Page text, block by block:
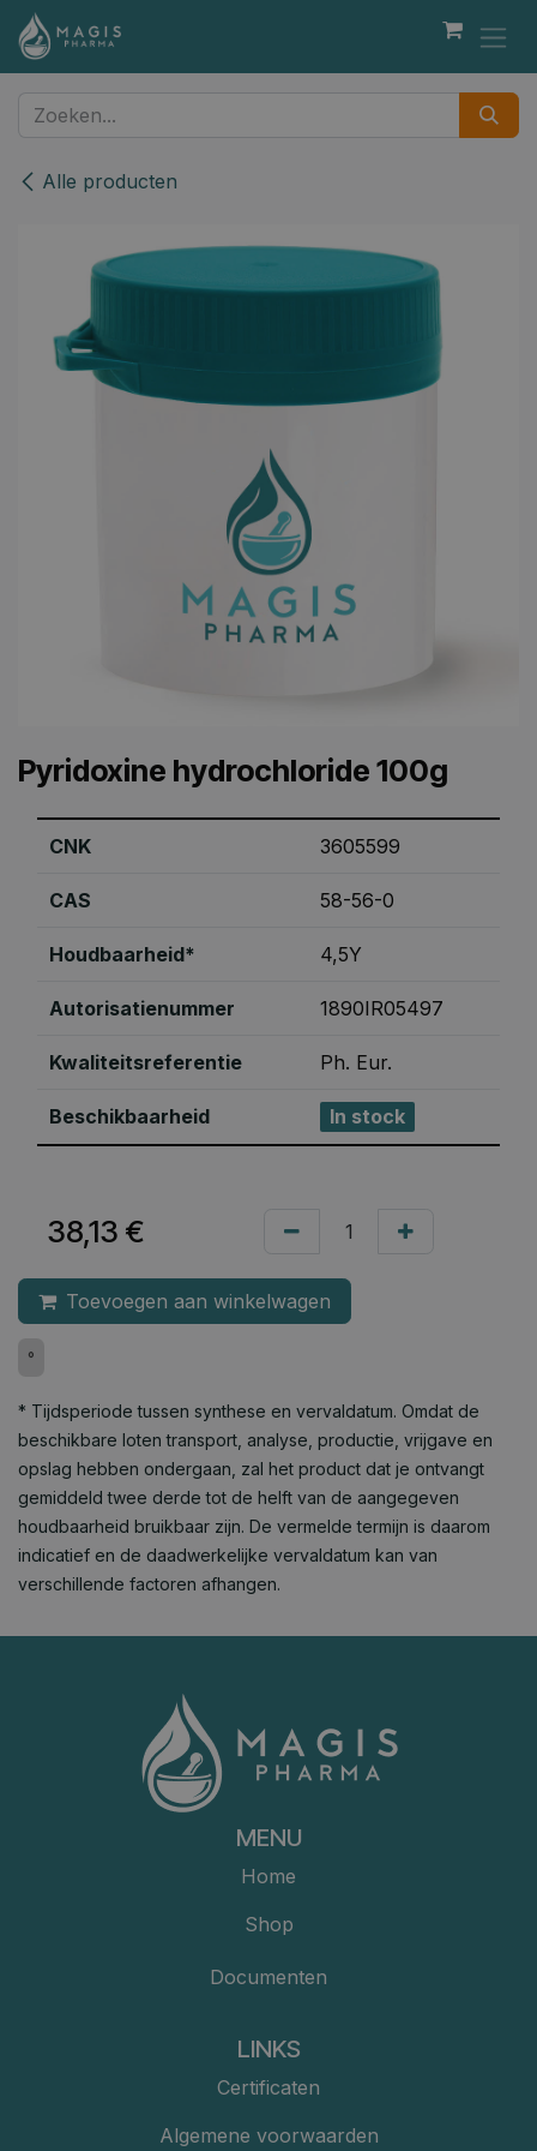
Overslaan naar inhoud
Alle producten
Pyridoxine hydrochloride 100g
CNK 3605599
CAS 58-56-0
Houdbaarheid* 4,5Y
Autorisatienummer 1890IR05497
Kwaliteitsreferentie Ph. Eur.
Beschikbaarheid In stock
38,13 €
Toevoegen aan winkelwagen
°
* Tijdsperiode tussen synthese en vervaldatum. Omdat de
beschikbare loten transport, analyse, productie, vrijgave en
opslag hebben ondergaan, zal het product dat je ontvangt
gemiddeld twee derde tot de helft van de aangegeven
houdbaarheid bruikbaar zijn. De vermelde termijn is daarom
indicatief en de daadwerkelijke vervaldatum kan van
verschillende factoren afhangen.
MENU
Home
Shop
Documenten
LINKS
Certificaten
Algemene voorwaarden